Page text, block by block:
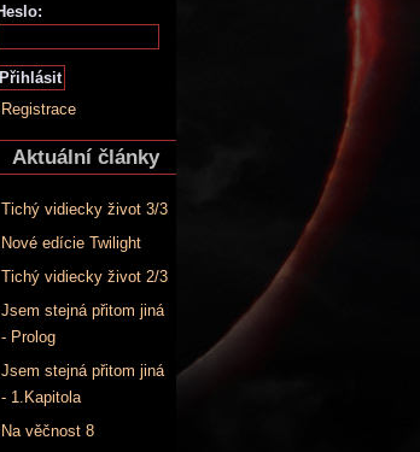
Registrace
Aktuální články
Tichý vidiecky život 3/3
Nové edície Twilight
Tichý vidiecky život 2/3
Jsem stejná přitom jiná
- Prolog
Jsem stejná přitom jiná
- 1.Kapitola
Na věčnost 8